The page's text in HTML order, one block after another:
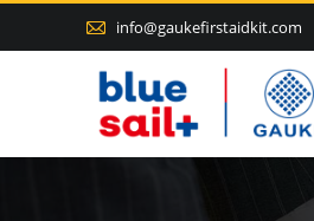
 info@gaukefirstaidkit.com